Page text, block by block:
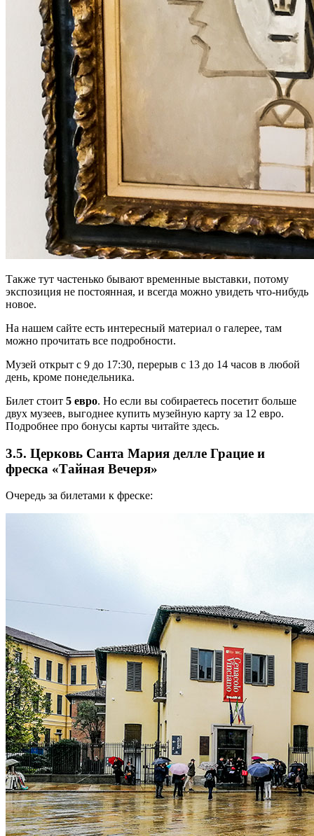
Также тут частенько бывают временные выставки, потому
экспозиция не постоянная, и всегда можно увидеть что-нибудь
новое.
На нашем сайте есть интересный материал о галерее, там
можно прочитать все подробности.
Музей открыт с 9 до 17:30, перерыв с 13 до 14 часов в любой
день, кроме понедельника.
Билет стоит 5 евро. Но если вы собираетесь посетит больше
двух музеев, выгоднее купить музейную карту за 12 евро.
Подробнее про бонусы карты читайте здесь.
3.5. Церковь Санта Мария делле Грацие и
фреска «Тайная Вечеря»
Очередь за билетами к фреске: